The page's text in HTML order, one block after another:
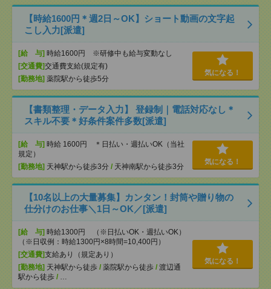
【時給1600円＊週2日～OK】ショート動画の文字起
こし入力[派遣]
[給 与] 時給1600円 ※研修中も給与変動なし
[交通費]交通費支給(規定有)
[勤務地] 薬院駅から徒歩5分
気になる！
【書類整理・データ入力】 登録制｜電話対応なし＊
スキル不要＊好条件案件多数[派遣]
[給 与] 時給 1600円 ＊日払い・週払いOK（当社
規定）
[勤務地] 天神駅から徒歩3分 / 天神南駅から徒歩3分
気になる！
【10名以上の大量募集】カンタン！封筒や贈り物の
仕分けのお仕事＼1日～OK／[派遣]
[給 与] 時給1300円 （※日払いOK・週払いOK）
（※日収例：時給1300円×8時間=10,400円）
[交通費]支給あり（規定あり）
[勤務地] 天神駅から徒歩 / 薬院駅から徒歩 / 渡辺通
駅から徒歩 / …
気になる！